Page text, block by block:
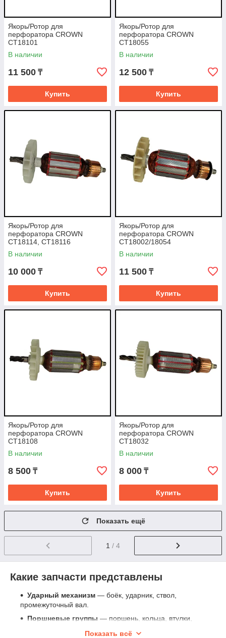
Якорь/Ротор для
перфоратора CROWN
CT18101
В наличии
11 500 ₸
Купить
Якорь/Ротор для
перфоратора CROWN
CT18055
В наличии
12 500 ₸
Купить
Якорь/Ротор для
перфоратора CROWN
CT18114, CT18116
В наличии
10 000 ₸
Купить
Якорь/Ротор для
перфоратора CROWN
CT18002/18054
В наличии
11 500 ₸
Купить
Якорь/Ротор для
перфоратора CROWN
CT18108
В наличии
8 500 ₸
Купить
Якорь/Ротор для
перфоратора CROWN
CT18032
В наличии
8 000 ₸
Купить
Показать ещё
1 / 4
Какие запчасти представлены
Ударный механизм — боёк, ударник, ствол,
промежуточный вал.
Поршневые группы — поршень, кольца, втулки,
Показать всё